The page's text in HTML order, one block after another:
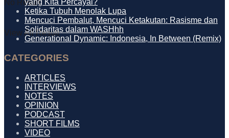
No Result
View All Result
Ketika Tubuh Menolak Lupa
Mencuci Pembalut, Mencuci Ketakutan: Rasisme dan
Solidaritas dalam WASHhh
Generational Dynamic: Indonesia, In Between (Remix)
CATEGORIES
ARTICLES
INTERVIEWS
NOTES
OPINION
PODCAST
SHORT FILMS
VIDEO